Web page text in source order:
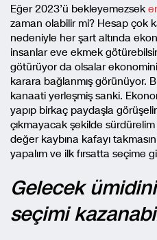
Eğer 2023’ü bekleyemezsek
zaman olabilir mi? Hesap çok
nedeniyle her şart altında
insanlar eve ekmek
götürüyor da olsalar
karara bağlanmış görünüyor.
kanaati yerleşmiş sanki.
yapıp birkaç paydaşla
çıkmayacak şekilde
değer kaybına kafayı
yapalım ve ilk fırsatta seçime
Gelecek
seçimi